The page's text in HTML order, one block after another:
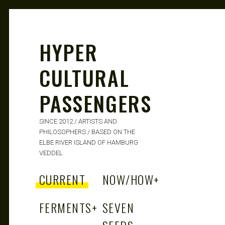
HYPER
CULTURAL
PASSENGERS
SINCE 2012 / ARTISTS AND
PHILOSOPHERS / BASED ON THE
ELBE RIVER ISLAND OF HAMBURG
VEDDEL
CURRENT NOW/HOW+
FERMENTS+ SEVEN